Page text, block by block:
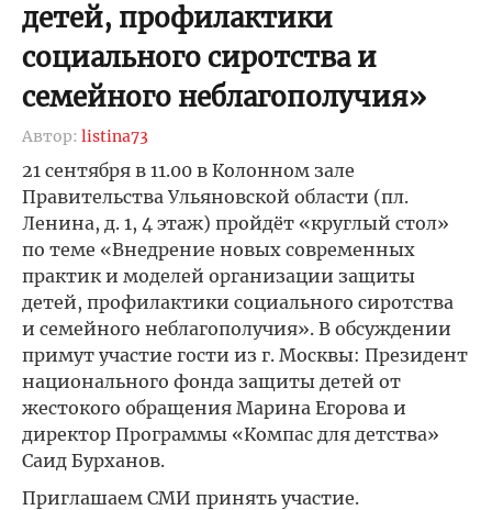
детей, профилактики
социального сиротства и
семейного неблагополучия»
Автор: listina73
21 сентября в 11.00 в Колонном зале
Правительства Ульяновской области (пл.
Ленина, д. 1, 4 этаж) пройдёт «круглый стол»
по теме «Внедрение новых современных
практик и моделей организации защиты
детей, профилактики социального сиротства
и семейного неблагополучия». В обсуждении
примут участие гости из г. Москвы: Президент
национального фонда защиты детей от
жестокого обращения Марина Егорова и
директор Программы «Компас для детства»
Саид Бурханов.
Приглашаем СМИ принять участие.